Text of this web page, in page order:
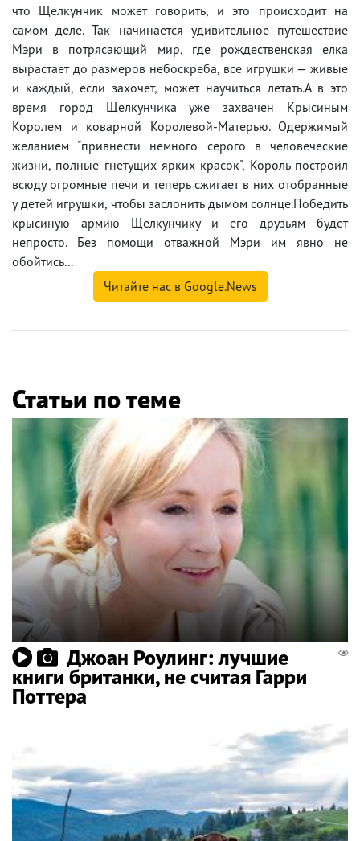
что Щелкунчик может говорить, и это происходит на
самом деле. Так начинается удивительное путешествие
Мэри в потрясающий мир, где рождественская елка
вырастает до размеров небоскреба, все игрушки — живые
и каждый, если захочет, может научиться летать.А в это
время город Щелкунчика уже захвачен Крысиным
Королем и коварной Королевой-Матерью. Одержимый
желанием "привнести немного серого в человеческие
жизни, полные гнетущих ярких красок", Король построил
всюду огромные печи и теперь сжигает в них отобранные
у детей игрушки, чтобы заслонить дымом солнце.Победить
крысиную армию Щелкунчику и его друзьям будет
непросто. Без помощи отважной Мэри им явно не
обойтись...
Читайте нас в Google.News
Статьи по теме
Джоан Роулинг: лучшие
книги британки, не считая Гарри
Поттера